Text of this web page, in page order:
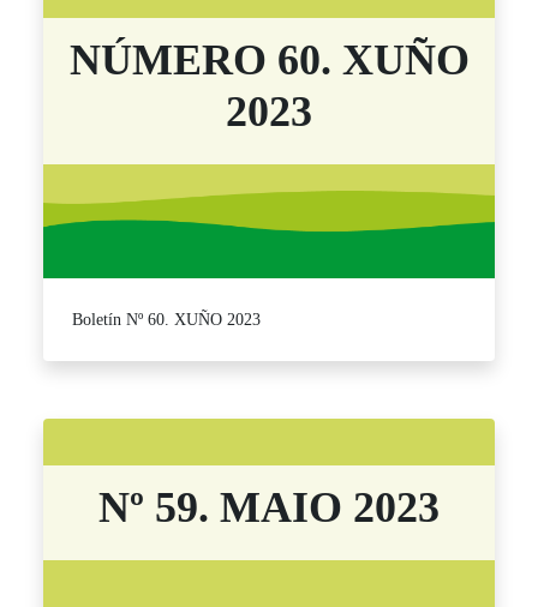
NÚMERO 60. XUÑO
2023
Boletín Nº 60. XUÑO 2023
Nº 59. MAIO 2023